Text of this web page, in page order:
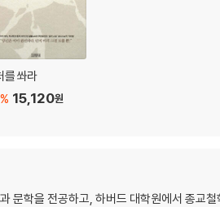
를 쏴라
15,120원
%
문학을 전공하고, 하버드 대학원에서 종교